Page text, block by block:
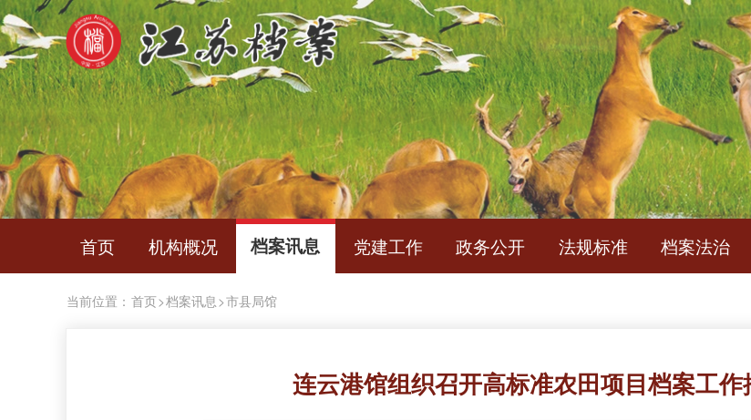
首页 机构概况 档案讯息 党建工作 政务公开 法规标准 档案法治
当前位置： 首页>档案讯息>市县局馆
连云港馆组织召开高标准农田项目档案工